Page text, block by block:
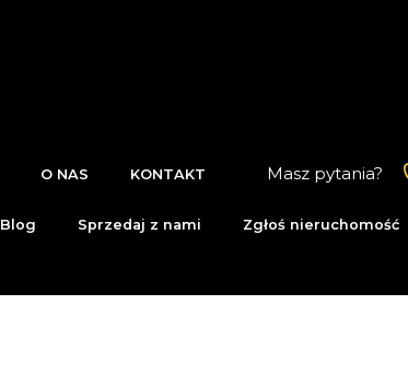
Masz pytania?
O NAS KONTAKT
Blog Sprzedaj z nami Zgłoś nieruchomość